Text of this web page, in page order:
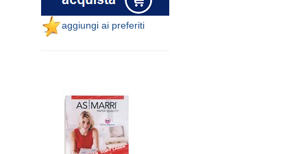
aggiungi ai preferiti